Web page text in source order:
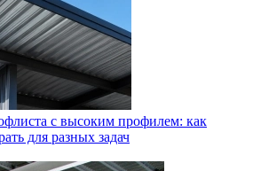
с высоким профилем: как
для разных задач